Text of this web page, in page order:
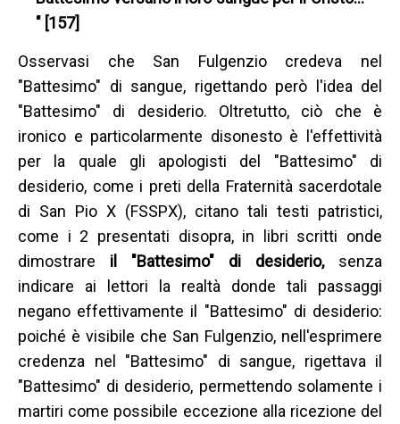
" [157]
Osservasi che San Fulgenzio credeva nel
"Battesimo" di sangue, rigettando però l'idea del
"Battesimo" di desiderio. Oltretutto, ciò che è
ironico e particolarmente disonesto è l'effettività
per la quale gli apologisti del "Battesimo" di
desiderio, come i preti della Fraternità sacerdotale
di San Pio X (FSSPX), citano tali testi patristici,
come i 2 presentati disopra, in libri scritti onde
dimostrare il "Battesimo" di desiderio, senza
indicare ai lettori la realtà donde tali passaggi
negano effettivamente il "Battesimo" di desiderio:
poiché è visibile che San Fulgenzio, nell'esprimere
credenza nel "Battesimo" di sangue, rigettava il
"Battesimo" di desiderio, permettendo solamente i
martiri come possibile eccezione alla ricezione del